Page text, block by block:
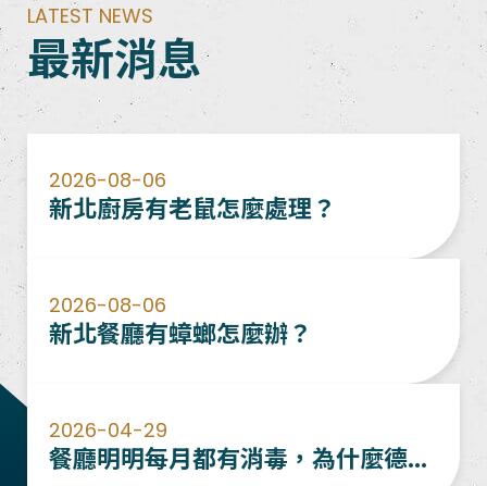
LATEST NEWS
最新消息
2026-08-06
新北廚房有老鼠怎麼處理？
2026-08-06
新北餐廳有蟑螂怎麼辦？
2026-04-29
餐廳明明每月都有消毒，為什麼德國